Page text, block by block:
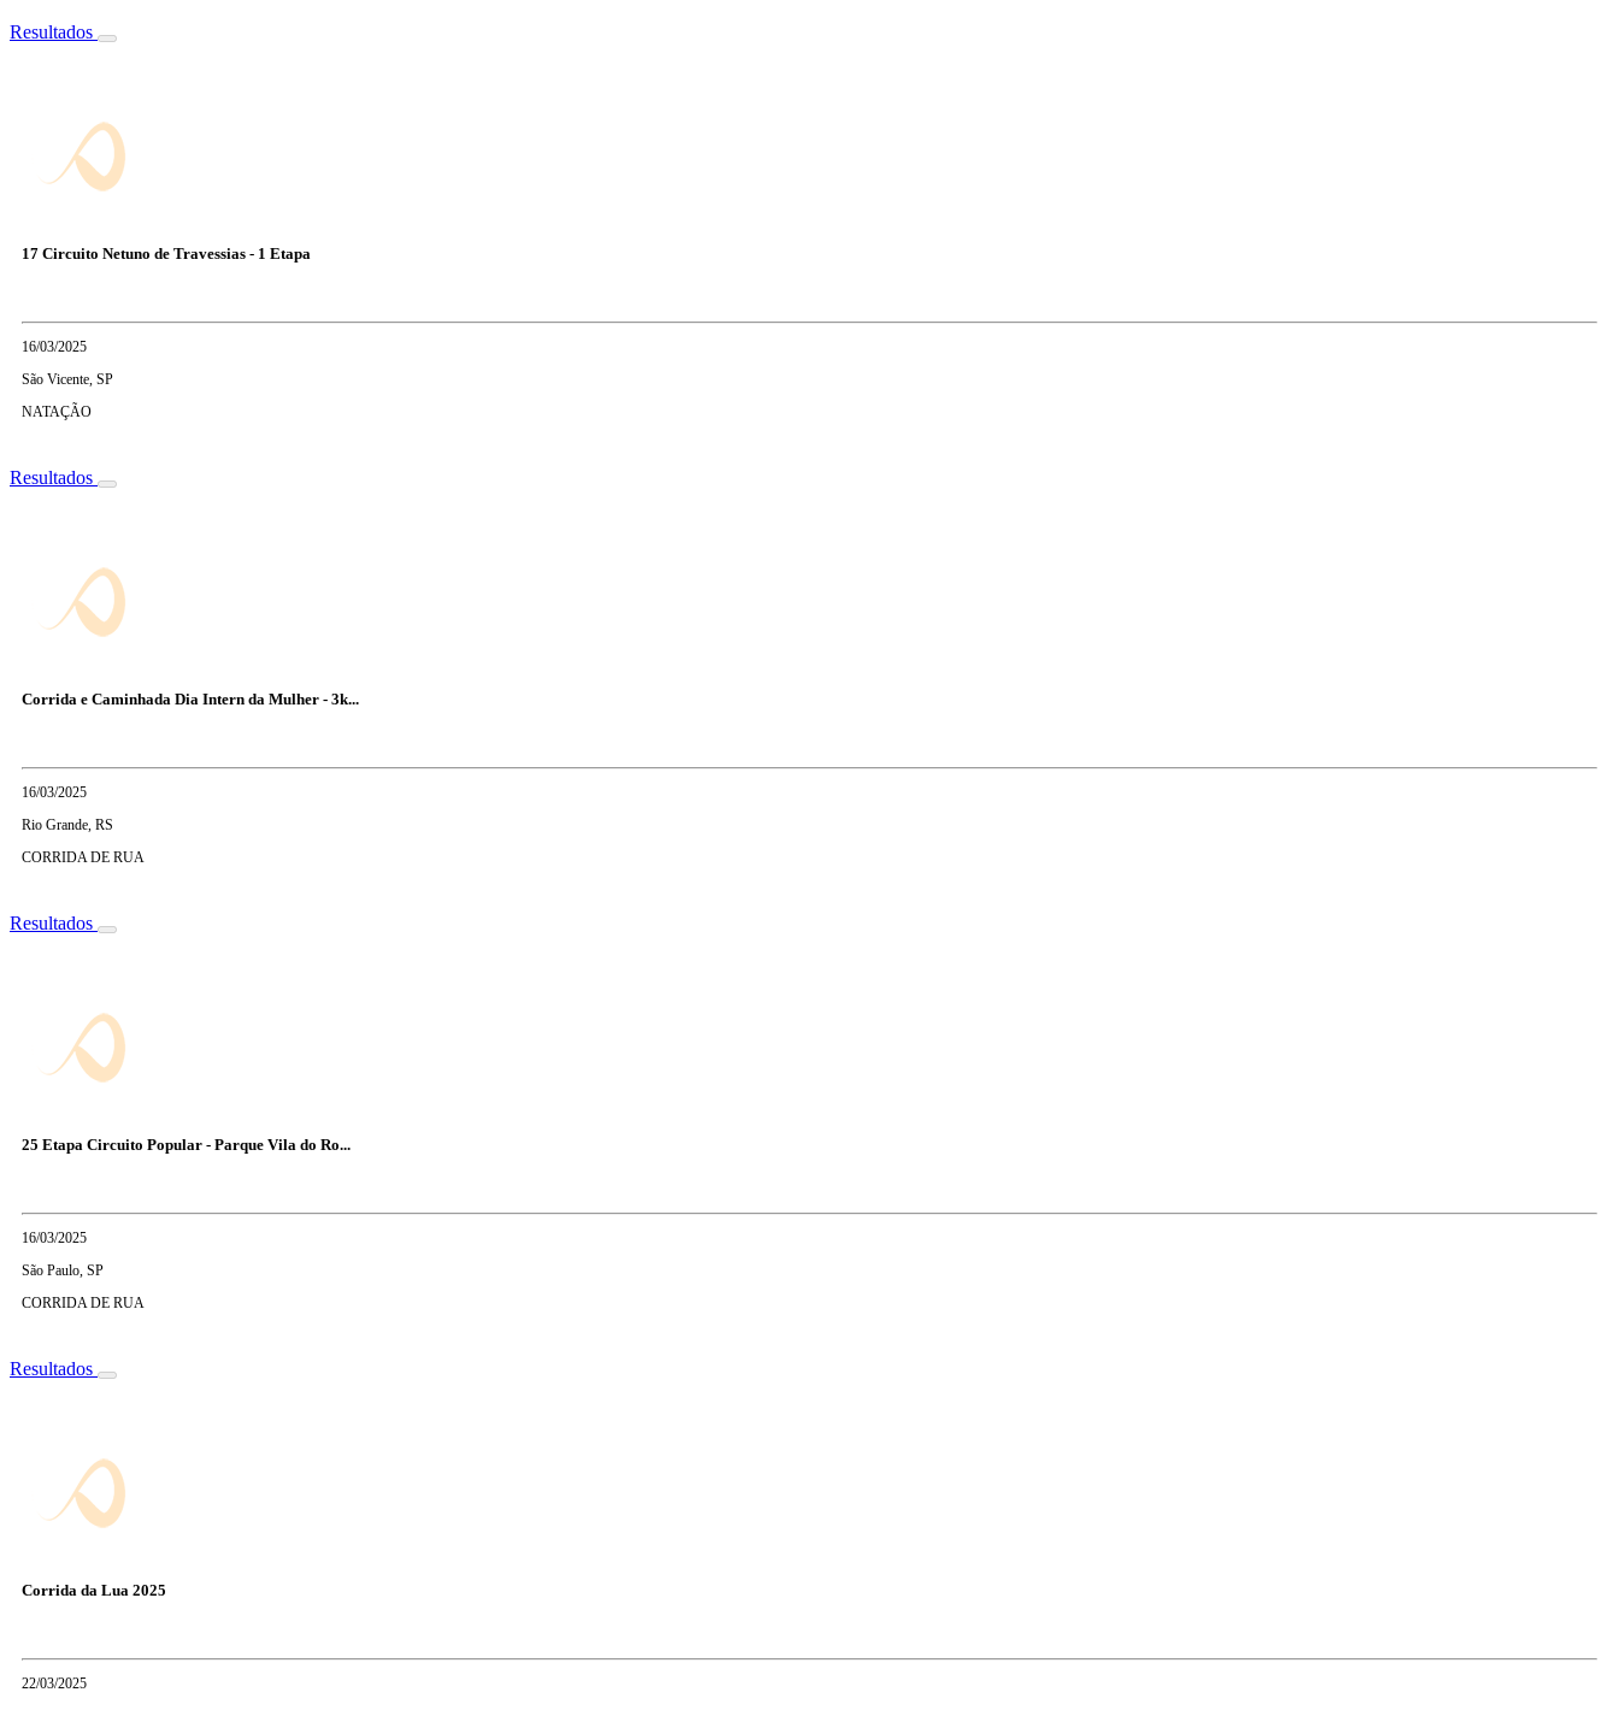
Resultados
17 Circuito Netuno de Travessias - 1 Etapa
16/03/2025
São Vicente, SP
NATAÇÃO
Resultados
Corrida e Caminhada Dia Intern da Mulher - 3k...
16/03/2025
Rio Grande, RS
CORRIDA DE RUA
Resultados
25 Etapa Circuito Popular - Parque Vila do Ro...
16/03/2025
São Paulo, SP
CORRIDA DE RUA
Resultados
Corrida da Lua 2025
22/03/2025